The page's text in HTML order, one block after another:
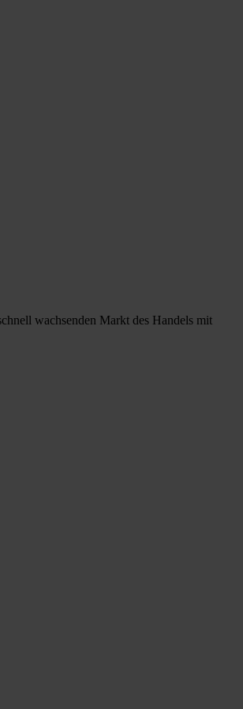
wachsenden Markt des Handels mit